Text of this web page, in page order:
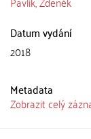
Datum vydání
2018
Metadata
Zobrazit celý